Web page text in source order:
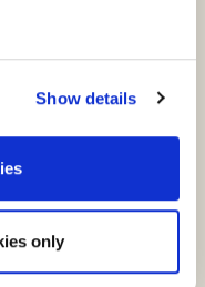
Show details
only
Next